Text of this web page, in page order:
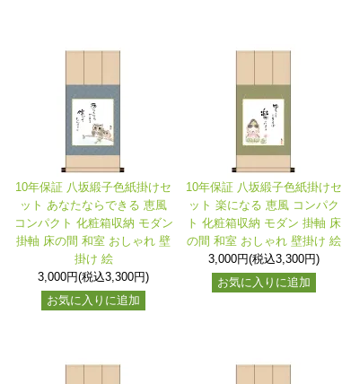
10年保証 八坂緞子色紙掛けセ
ット あなたならできる 恵風
コンパクト 化粧箱収納 モダン
掛軸 床の間 和室 おしゃれ 壁
掛け 絵
3,000円(税込3,300円)
お気に入りに追加
10年保証 八坂緞子色紙掛けセ
ット 楽になる 恵風 コンパク
ト 化粧箱収納 モダン 掛軸 床
の間 和室 おしゃれ 壁掛け 絵
3,000円(税込3,300円)
お気に入りに追加